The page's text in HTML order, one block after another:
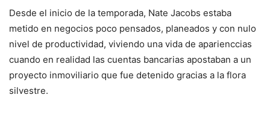
Desde el inicio de la temporada, Nate Jacobs estaba
metido en negocios poco pensados, planeados y con nulo
nivel de productividad, viviendo una vida de aparienccias
cuando en realidad las cuentas bancarias apostaban a un
proyecto inmoviliario que fue detenido gracias a la flora
silvestre.